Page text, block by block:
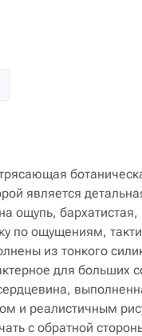
является
ощупь,
по ощущениям,
из тонкого
для больших
и реалистичным
с обратной